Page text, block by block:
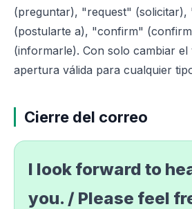
(preguntar), "request"
(postularte a), "confirm"
(informarle). Con solo cambiar
apertura válida para cualquier
Cierre del correo
I look forward to
you. / Please feel